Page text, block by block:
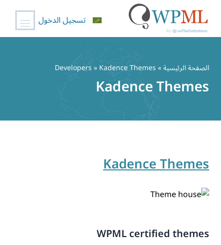
تسجيل الدخول
الصفحة الرئيسية» Developers » Kadence Themes
Kadence Themes
Kadence Themes
WPML certified themes